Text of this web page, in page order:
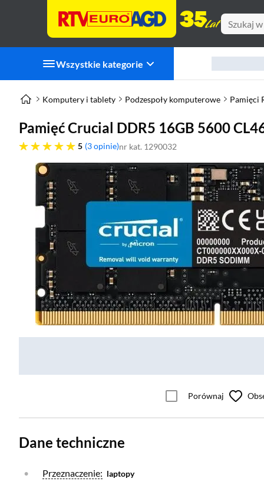
Wszystkie kategorie
Komputery i tablety Podzespoły komputerowe Pamięci
Pamięć Crucial DDR5 16GB 5600
5
pięć gwiazdek 3 opinie nr kat. 1290032
Porównaj
Dane techniczne
Otwórz warstwę
Przeznaczenie: laptopy